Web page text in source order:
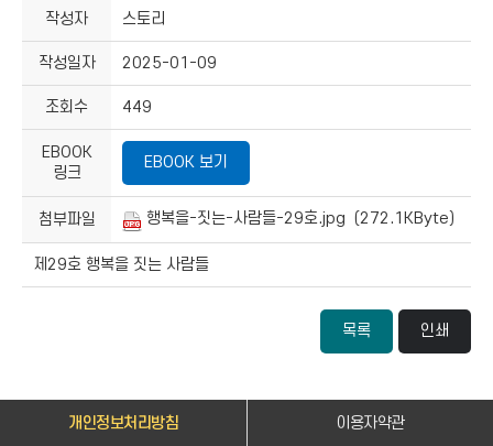
작성자 스토리
작성일자 2025-01-09
조회수 449
EBOOK
링크
EBOOK 보기
첨부파일 행복을-짓는-사람들-29호.jpg (272.1KByte)
제29호 행복을 짓는 사람들
목록 인쇄
개인정보처리방침 이용자약관